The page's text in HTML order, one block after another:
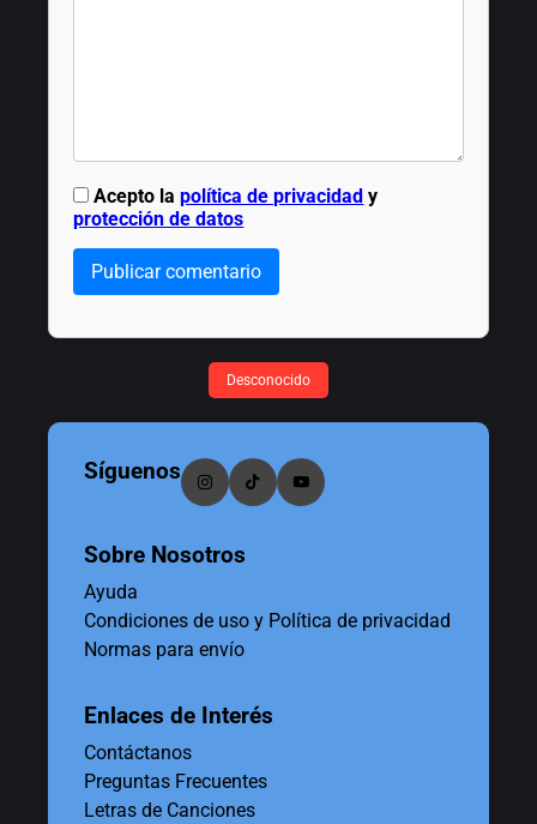
Acepto lapolítica de privacidad y
protección de datos
Publicar comentario
Desconocido
Síguenos
Sobre Nosotros
Ayuda
Condiciones de uso y Política de privacidad
Normas para envío
Enlaces de Interés
Contáctanos
Preguntas Frecuentes
Letras de Canciones